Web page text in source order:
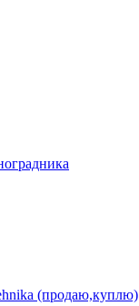
(продаю,куплю)